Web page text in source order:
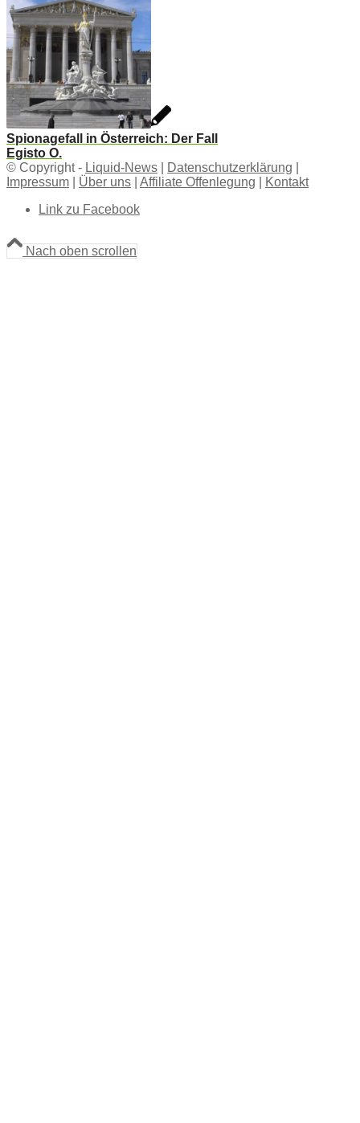
Spionagefall in Österreich: Der Fall
Egisto O.
© Copyright - Liquid-News Datenschutzerklärung
Impressum
Über uns Affiliate Offenlegung
Kontakt
Link zu Facebook
Nach oben scrollen